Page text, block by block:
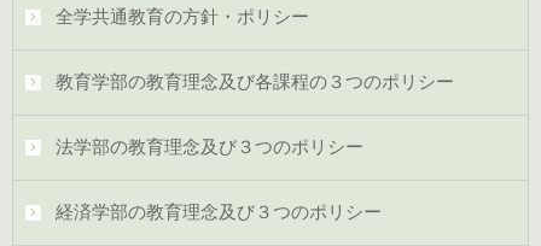
全学共通教育の方針・ポリシー
教育学部の教育理念及び各課程の３つのポリシー
法学部の教育理念及び３つのポリシー
経済学部の教育理念及び３つのポリシー